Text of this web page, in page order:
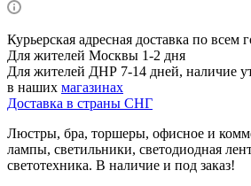
Курьерская адресная доставка по всем
Для жителей Москвы 1-2 дня
Для жителей ДНР 7-14 дней, наличие
в наших магазинах
Доставка в страны СНГ
Люстры, бра, торшеры, офисное и
лампы, светильники, светодиодная
светотехника. В наличие и под заказ!